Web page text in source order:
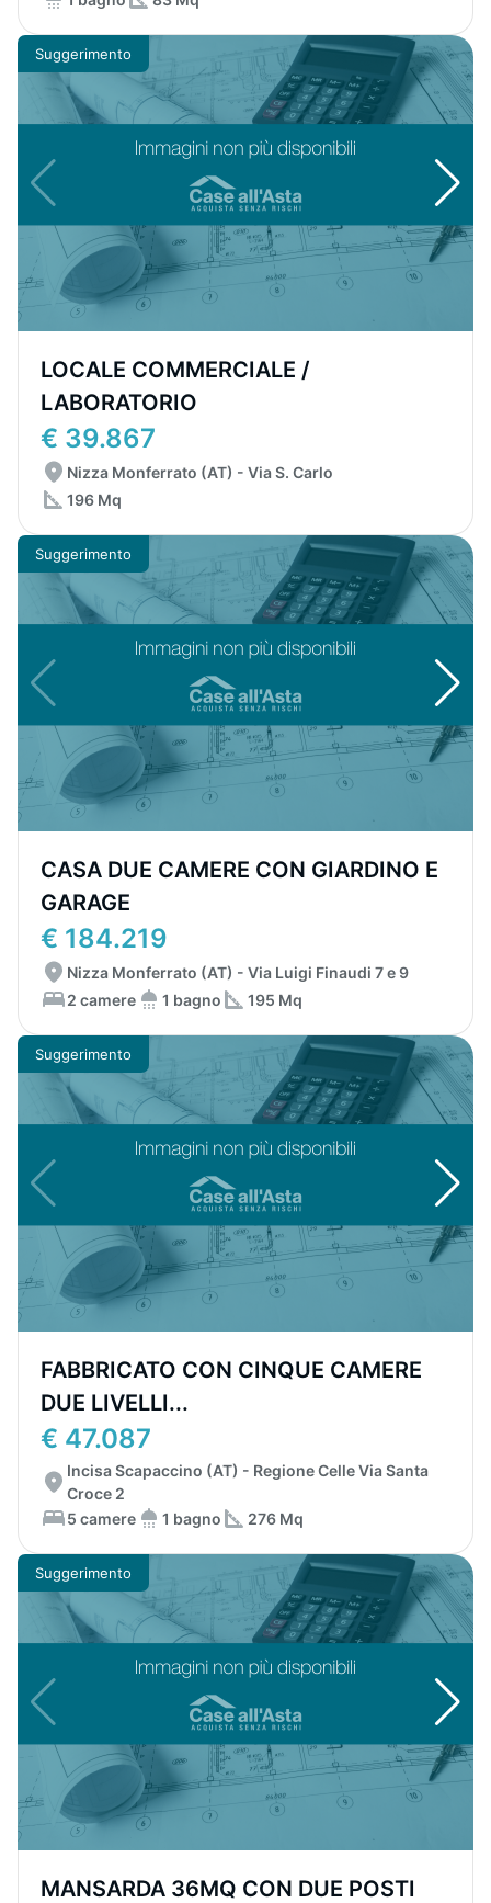
Suggerimento
LOCALE COMMERCIALE /
LABORATORIO
€ 39.867
Nizza Monferrato (AT) - Via S. Carlo
196 Mq
Suggerimento
CASA DUE CAMERE CON GIARDINO E
GARAGE
€ 184.219
Nizza Monferrato (AT) - Via Luigi Finaudi 7 e 9
2 camere
1 bagno 195 Mq
Suggerimento
FABBRICATO CON CINQUE CAMERE
DUE LIVELLI...
€ 47.087
Incisa Scapaccino (AT) - Regione Celle Via Santa
Croce 2
5 camere
1 bagno 276 Mq
Suggerimento
MANSARDA 36MQ CON DUE POSTI